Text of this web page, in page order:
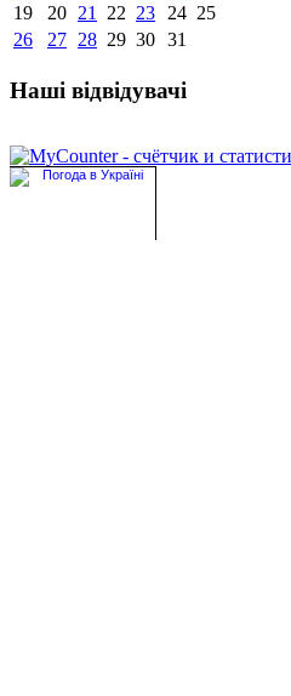
19
20 21 22 23 24 25
26
27 28 29 30 31
Наші відвідувачі